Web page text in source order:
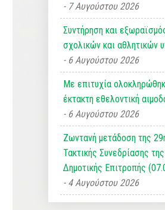
7 Αυγούστου 2026
Συντήρηση και
σχολικών και αθλητικών
6 Αυγούστου 2026
Με επιτυχία
έκτακτη εθελοντική
6 Αυγούστου 2026
Ζωντανή μετάδοση της
Τακτικής Συνεδρίασης της
Δημοτικής Επιτροπής
4 Αυγούστου 2026